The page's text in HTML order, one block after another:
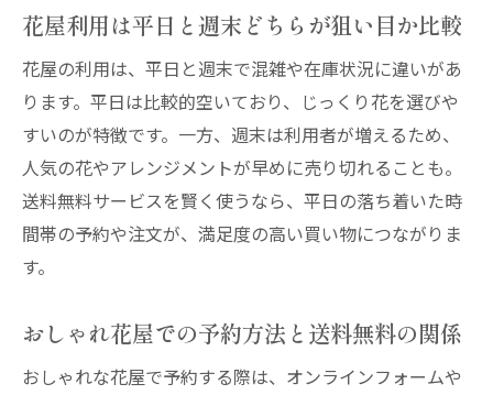
花屋利用は平日と週末どちらが狙い目か比較
花屋の利用は、平日と週末で混雑や在庫状況に違いがあ
ります。平日は比較的空いており、じっくり花を選びや
すいのが特徴です。一方、週末は利用者が増えるため、
人気の花やアレンジメントが早めに売り切れることも。
送料無料サービスを賢く使うなら、平日の落ち着いた時
間帯の予約や注文が、満足度の高い買い物につながりま
す。
おしゃれ花屋での予約方法と送料無料の関係
おしゃれな花屋で予約する際は、オンラインフォームや